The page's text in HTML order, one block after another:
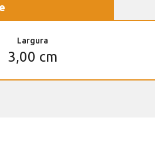
Largura
3,00 cm